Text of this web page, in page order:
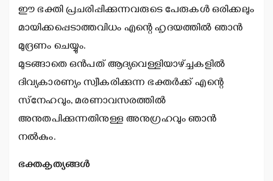
ഈ ഭക്തി പ്രചരിപ്പിക്കുന്നവരുടെ പേരുകള്‍ ഒരിക്കലും
മായിക്കപ്പെടാത്തവിധം എന്റെ ഹൃദയത്തില്‍ ഞാന്‍
മുദ്രണം ചെയ്യും.
മുടങ്ങാതെ ഒന്‍പത് ആദ്യവെള്ളിയാഴ്ച്ചകളില്‍
ദിവ്യകാരണ്യം സ്വീകരിക്കുന്ന ഭക്തര്‍ക്ക് എന്റെ
സ്‌നേഹവും, മരണാവസരത്തില്‍
അനുതപിക്കുന്നതിനുള്ള അനുഗ്രഹവും ഞാന്‍
നല്‍കും.
ഭക്തകൃത്യങ്ങള്‍